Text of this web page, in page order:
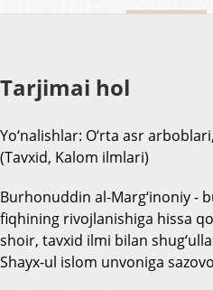
Tarjimai hol
Yo‘nalishlar: O‘rta asr
(Tavxid, Kalom ilmlari)
Burhonuddin al-Marg‘inoniy -
fiqhining rivojlanishiga hissa
shoir, tavxid ilmi bilan
Shayx-ul islom unvoniga